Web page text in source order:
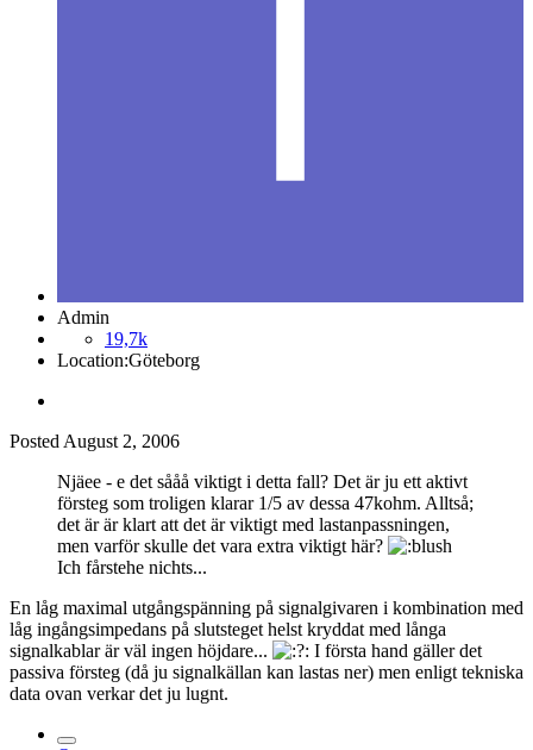
Admin
19,7k
Location:Göteborg
Posted August 2, 2006
Njäee - e det sååå viktigt i detta fall? Det är ju ett aktivt
försteg som troligen klarar 1/5 av dessa 47kohm. Alltså;
det är är klart att det är viktigt med lastanpassningen,
men varför skulle det vara extra viktigt här?
Ich fårstehe nichts...
En låg maximal utgångspänning på signalgivaren i kombination med
låg ingångsimpedans på slutsteget helst kryddat med långa
signalkablar är väl ingen höjdare...
I första hand gäller det
passiva försteg (då ju signalkällan kan lastas ner) men enligt tekniska
data ovan verkar det ju lugnt.